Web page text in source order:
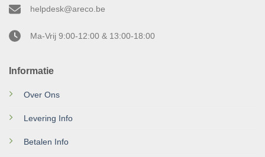
Informatie
Over Ons
Levering Info
Betalen Info
helpdesk@areco.be
Ma-Vrij 9:00-12:00 & 13:00-18:00